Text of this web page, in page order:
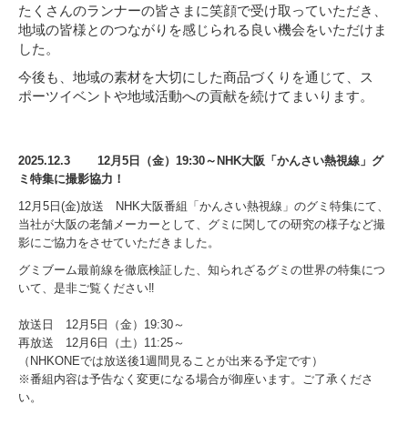
たくさんのランナーの皆さまに笑顔で受け取っていただき、
地域の皆様とのつながりを感じられる良い機会をいただけま
した。
今後も、地域の素材を大切にした商品づくりを通じて、ス
ポーツイベントや地域活動への貢献を続けてまいります。
2025.12.3 12月5日（金）19:30～NHK大阪「かんさい熱視線」グ
ミ特集に撮影協力！
12 月 5日(金)放送 NHK大阪番組「かんさい熱視線」のグミ特集にて、
当社が大阪の老舗メーカーとして、グミに関しての研究の様子など撮
影にご協力をさせていただきました。
グミブーム最前線を徹底検証した、知られざるグミの世界の特集につ
いて、是非ご覧ください‼
放送日 12月5日（金）19:30～
再放送 12月6日（土）11:25～
（NHKONEでは放送後1週間見ることが出来る予定です）
※番組内容は予告なく変更になる場合が御座います。ご了承くださ
い。